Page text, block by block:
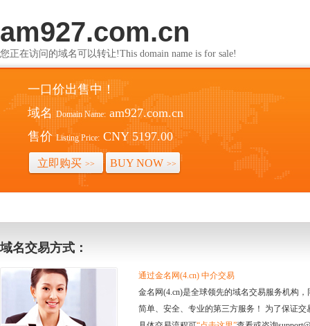
am927.com.cn
您正在访问的域名可以转让!This domain name is for sale!
一口价出售中！
域名 Domain Name: am927.com.cn
售价 Listing Price: CNY 5197.00
立即购买 >> BUY NOW >>
域名交易方式：
通过金名网(4.cn) 中介交易
金名网(4.cn)是全球领先的域名交易服务机构
简单、安全、专业的第三方服务！ 为了保证